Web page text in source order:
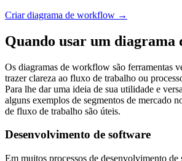
Criar diagrama de workflow →
Quando usar um diagrama
Os diagramas de workflow são ferramentas
trazer clareza ao fluxo de trabalho ou
Para lhe dar uma ideia de sua utilidade e
alguns exemplos de segmentos de mercado
de fluxo de trabalho são úteis.
Desenvolvimento de software
Em muitos processos de desenvolvimento